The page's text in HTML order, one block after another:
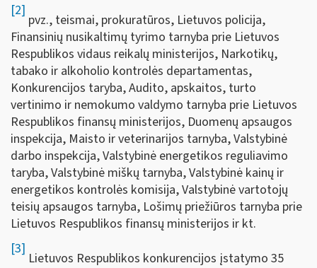
[2]
pvz., teismai, prokuratūros, Lietuvos policija,
Finansinių nusikaltimų tyrimo tarnyba prie Lietuvos
Respublikos vidaus reikalų ministerijos, Narkotikų,
tabako ir alkoholio kontrolės departamentas,
Konkurencijos taryba, Audito, apskaitos, turto
vertinimo ir nemokumo valdymo tarnyba prie Lietuvos
Respublikos finansų ministerijos, Duomenų apsaugos
inspekcija, Maisto ir veterinarijos tarnyba, Valstybinė
darbo inspekcija, Valstybinė energetikos reguliavimo
taryba, Valstybinė miškų tarnyba, Valstybinė kainų ir
energetikos kontrolės komisija, Valstybinė vartotojų
teisių apsaugos tarnyba, Lošimų priežiūros tarnyba prie
Lietuvos Respublikos finansų ministerijos ir kt.
[3]
Lietuvos Respublikos konkurencijos įstatymo 35